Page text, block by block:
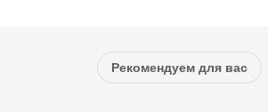
Рекомендуем для вас